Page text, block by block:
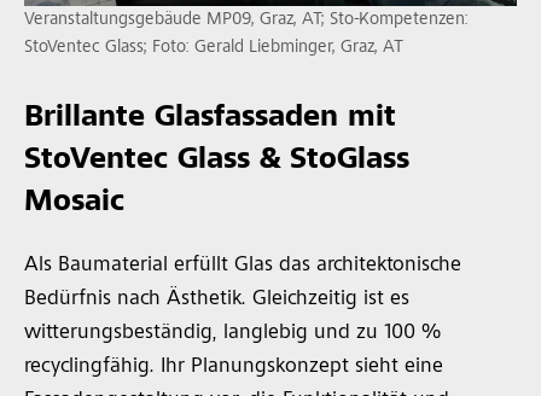
Brillante Glasfassaden mit
StoVentec Glass & StoGlass
Mosaic
Als Baumaterial erfüllt Glas das architektonische
Bedürfnis nach Ästhetik. Gleichzeitig ist es
witterungsbeständig, langlebig und zu 100 %
recyclingfähig. Ihr Planungskonzept sieht eine
Veranstaltungsgebäude MP09, Graz, AT; Sto-Kompetenzen:
StoVentec Glass; Foto: Gerald Liebminger, Graz, AT